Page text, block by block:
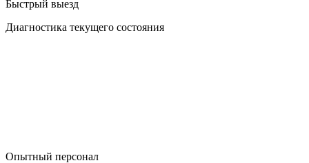
Быстрый выезд
Диагностика текущего состояния
Опытный персонал